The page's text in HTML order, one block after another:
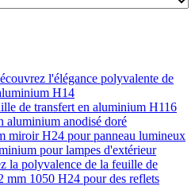
l'élégance polyvalente de
H14
de transfert en aluminium H116
aluminium anodisé doré
miroir H24 pour panneau lumineux
pour lampes d'extérieur
la polyvalence de la feuille de
mm 1050 H24 pour des reflets